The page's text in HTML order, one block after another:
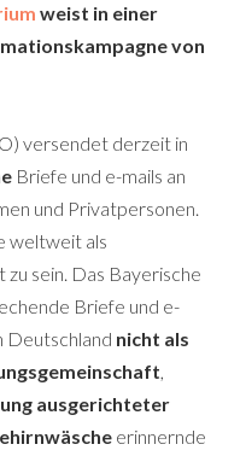
weist in einer
von
versendet derzeit in
Briefe und e-mails an
und Privatpersonen.
weltweit als
zu sein. Das Bayerische
Briefe und e-
Deutschland nicht als
,
ausgerichteter
erinnernde